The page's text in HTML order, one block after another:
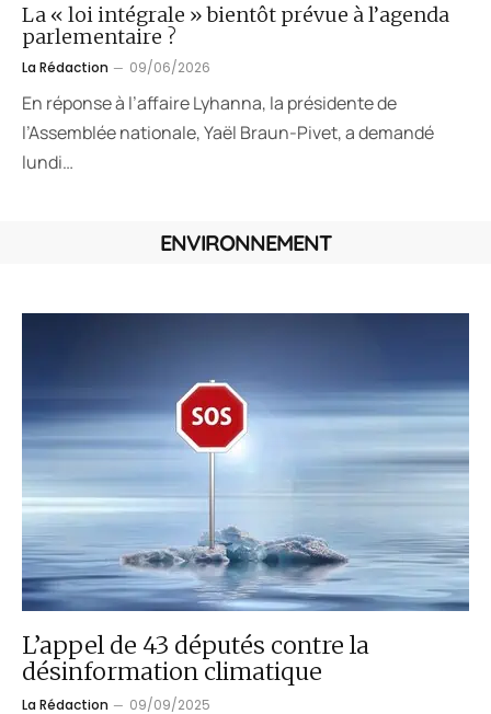
La « loi intégrale » bientôt prévue à l’agenda
parlementaire ?
La Rédaction 09/06/2026
En réponse à l’affaire Lyhanna, la présidente de
l’Assemblée nationale, Yaël Braun-Pivet, a demandé
lundi…
ENVIRONNEMENT
L’appel de 43 députés contre la
désinformation climatique
La Rédaction 09/09/2025